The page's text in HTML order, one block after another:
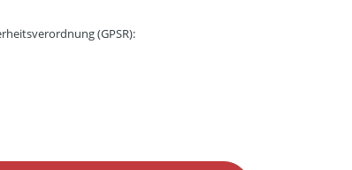
(GPSR):